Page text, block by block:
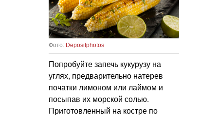
Фото: Depositphotos
Попробуйте запечь кукурузу на
углях, предварительно натерев
початки лимоном или лаймом и
посыпав их морской солью.
Приготовленный на костре по